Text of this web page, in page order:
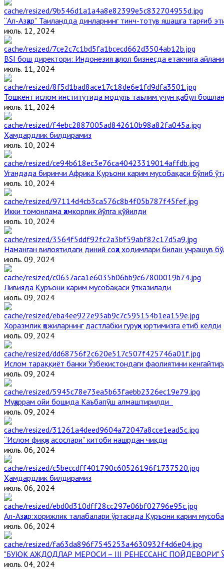
“Ал-Азҳар” Таиландда динларнинг тинч-тотув яшашга тарғиб
июль. 12, 2024
BSI бош директори: Индонезия ҳалол бизнесда етакчига
июль. 11, 2024
Тошкент ислом институтида модуль таълим учун қабул
июль. 11, 2024
Ҳамдардлик билдирамиз
июль. 10, 2024
Угандада биринчи Aфрика Қуръони карим мусобақаси бўлиб
июль. 10, 2024
Икки томонлама ҳамкорлик йўлга қўйилди
июль. 10, 2024
Наманган вилоятидаги диний соҳа ходимлари билан учрашув
июль. 09, 2024
Ливияда Қуръони карим мусобақаси ўтказилади
июль. 09, 2024
Хоразмлик ҳожиларнинг дастлабки гуруҳи юртимизга етиб келди
июль. 09, 2024
Ислом тараққиёт банки Ўзбекистондаги фаолиятини
июль. 09, 2024
Муҳаррам ойи бошида Каъбапўш алмаштирилди
июль. 09, 2024
“Ислом фиқҳи асослари” китоби нашрдан чиқди
июль. 06, 2024
Ҳамдардлик билдирамиз
июль. 06, 2024
Aл-Aзҳар:хорижлик талабалари ўртасида Қуръони карим
июль. 06, 2024
"БУЮК АЖДОДЛАР МЕРОСИ – III РЕНЕССАНС
июль. 04, 2024